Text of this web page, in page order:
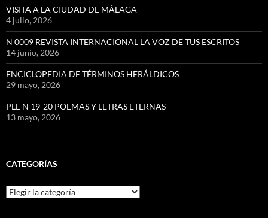
VISITA A LA CIUDAD DE MÁLAGA
4 julio, 2026
N 0009 REVISTA INTERNACIONAL LA VOZ DE TUS ESCRITOS
14 junio, 2026
ENCICLOPEDIA DE TÉRMINOS HERÁLDICOS
29 mayo, 2026
PLE N 19-20 POEMAS Y LETRAS ETERNAS
13 mayo, 2026
CATEGORÍAS
Categorías